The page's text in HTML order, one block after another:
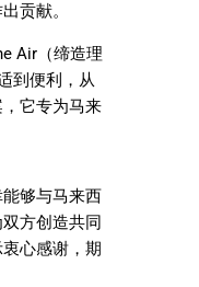
贡献。
Air（缔造理
到便利，从
它专为马来
够与马来西
方创造共同
心感谢，期